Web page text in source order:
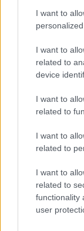
I want to
I want to
related to
device
I want to
related to
I want to
related to
I want to
related to
functionality
user